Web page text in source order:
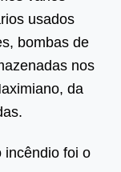
usados
bombas de
nos
da
incêndio foi o